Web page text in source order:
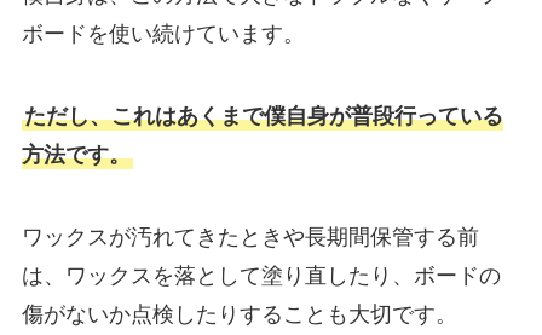
ボードを使い続けています。
ただし、これはあくまで僕自身が普段行っている
方法です。
ワックスが汚れてきたときや長期間保管する前
は、ワックスを落として塗り直したり、ボードの
傷がないか点検したりすることも大切です。